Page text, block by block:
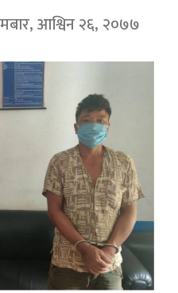
आश्विन २६, २०७७